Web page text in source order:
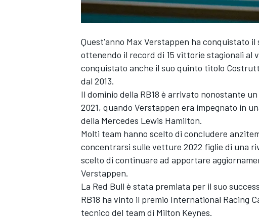
MONOPOSTO
Quest'anno Max Verstappen ha conquistato il
ottenendo il record di 15 vittorie stagionali al
conquistato anche il suo quinto titolo
dal 2013.
Il dominio della RB18 è arrivato nonostante
2021, quando Verstappen era impegnato in
della Mercedes Lewis Hamilton.
Molti team hanno scelto di concludere
concentrarsi sulle vetture 2022 figlie di una
scelto di continuare ad apportare
Verstappen.
La Red Bull è stata premiata per il suo
RB18 ha vinto il premio International Racing
tecnico del team di Milton Keynes.